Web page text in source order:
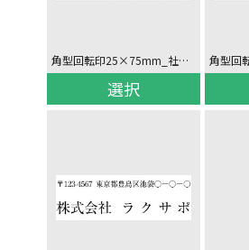
角型回転印25×75mm_社名/住所/電話_ヨコ
選択